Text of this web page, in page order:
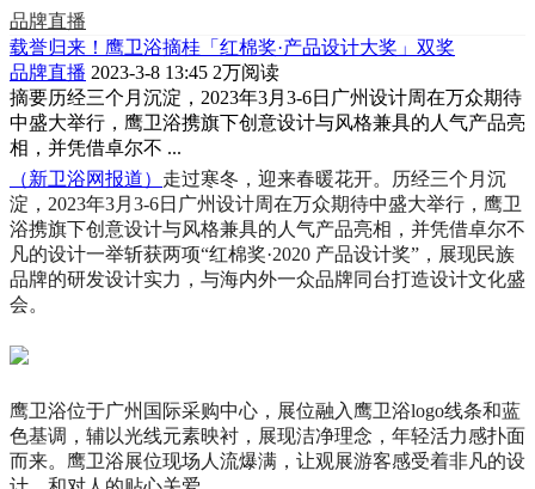
品牌直播
载誉归来！鹰卫浴摘桂「红棉奖·产品设计大奖」双奖
品牌直播 2023-3-8 13:45 2万阅读
摘要历经三个月沉淀，2023年3月3-6日广州设计周在万众期待
中盛大举行，鹰卫浴携旗下创意设计与风格兼具的人气产品亮
相，并凭借卓尔不 ...
（新卫浴网报道） 走过寒冬，迎来春暖花开。历经三个月沉
淀，2023年3月3-6日广州设计周在万众期待中盛大举行，鹰卫
浴携旗下创意设计与风格兼具的人气产品亮相，并凭借卓尔不
凡的设计一举斩获两项“红棉奖·2020 产品设计奖”，展现民族
品牌的研发设计实力，与海内外一众品牌同台打造设计文化盛
会。
鹰卫浴位于广州国际采购中心，展位融入鹰卫浴logo线条和蓝
色基调，辅以光线元素映衬，展现洁净理念，年轻活力感扑面
而来。鹰卫浴展位现场人流爆满，让观展游客感受着非凡的设